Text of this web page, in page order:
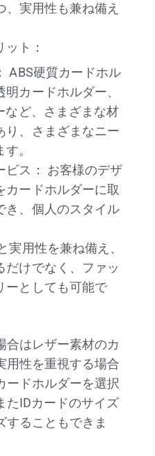
実用性も兼ね備え
ト：
ABS硬質カードホル
カードホルダー、
など、さまざまな材
り、さまざまなニー
。
ス：
お客様のデザ
カードホルダーに取
き、個人のスタイル
実用性を兼ね備え、
だけでなく、ファッ
ーとしても可能で
合はレザー素材のカ
用性を重視する場合
ードホルダーを選択
たIDカードのサイズ
することもできま